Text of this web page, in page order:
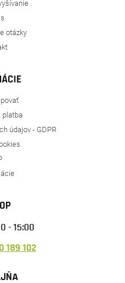
otázky
platba
údajov - GDPR
- 15:00
189 102